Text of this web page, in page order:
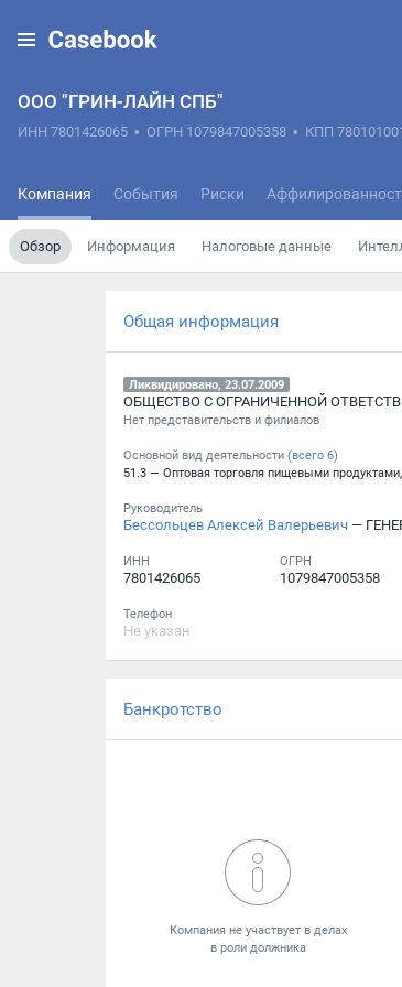
ООО "ГРИН-ЛАЙН СПБ"
ИНН 7801426065 • ОГРН 1079847005358 • КПП
Компания События Риски
Обзор Информация Налоговые данные
Общая информация
Ликвидировано, 23.07.2009
ОБЩЕСТВО С ОГРАНИЧЕННОЙ
Нет представительств и филиалов
Основной вид деятельности (всего 6)
51.3 — Оптовая торговля пищевыми
Руководитель
Бессольцев Алексей Валерьевич —
ИНН
7801426065
ОГРН
1079847005358
Телефон
Не указан
Банкротство